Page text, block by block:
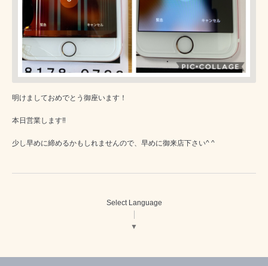
明けましておめでとう御座います！
本日営業します‼️
少し早めに締めるかもしれませんので、早めに御来店下さい^ ^
Select Language
▼